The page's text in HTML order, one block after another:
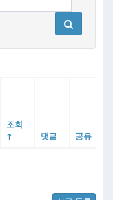
조회
↑
댓글 공유